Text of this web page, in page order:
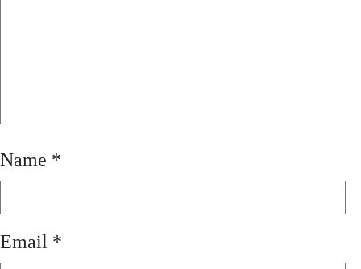
Name *
Email *